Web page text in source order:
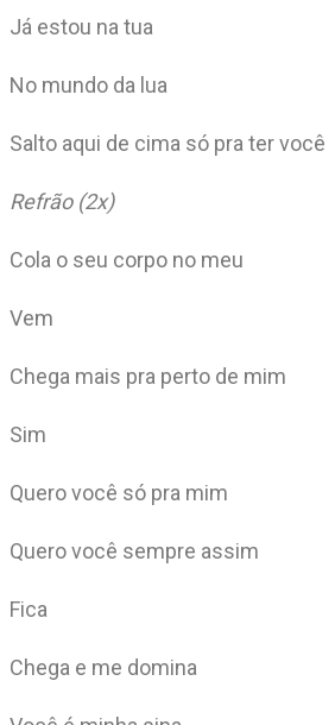
Já estou na tua
No mundo da lua
Salto aqui de cima só pra ter você
Refrão (2x)
Cola o seu corpo no meu
Vem
Chega mais pra perto de mim
Sim
Quero você só pra mim
Quero você sempre assim
Fica
Chega e me domina